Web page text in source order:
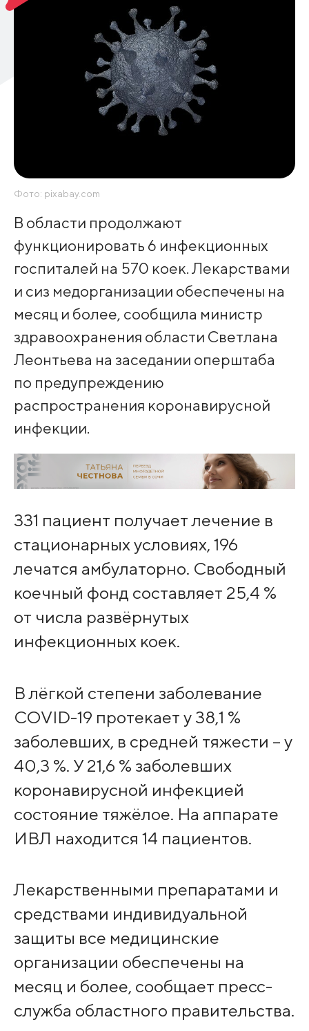
Фото: pixabay.com
В области продолжают
функционировать 6 инфекционных
госпиталей на 570 коек. Лекарствами
и сиз медорганизации обеспечены на
месяц и более, сообщила министр
здравоохранения области Светлана
Леонтьева на заседании оперштаба
по предупреждению
распространения коронавирусной
инфекции.
331 пациент получает лечение в
стационарных условиях, 196
лечатся амбулаторно. Свободный
коечный фонд составляет 25,4 %
от числа развёрнутых
инфекционных коек.
В лёгкой степени заболевание
COVID-19 протекает у 38,1 %
заболевших, в средней тяжести – у
40,3 %. У 21,6 % заболевших
коронавирусной инфекцией
состояние тяжёлое. На аппарате
ИВЛ находится 14 пациентов.
Лекарственными препаратами и
средствами индивидуальной
защиты все медицинские
организации обеспечены на
месяц и более, сообщает пресс-
служба областного правительства.